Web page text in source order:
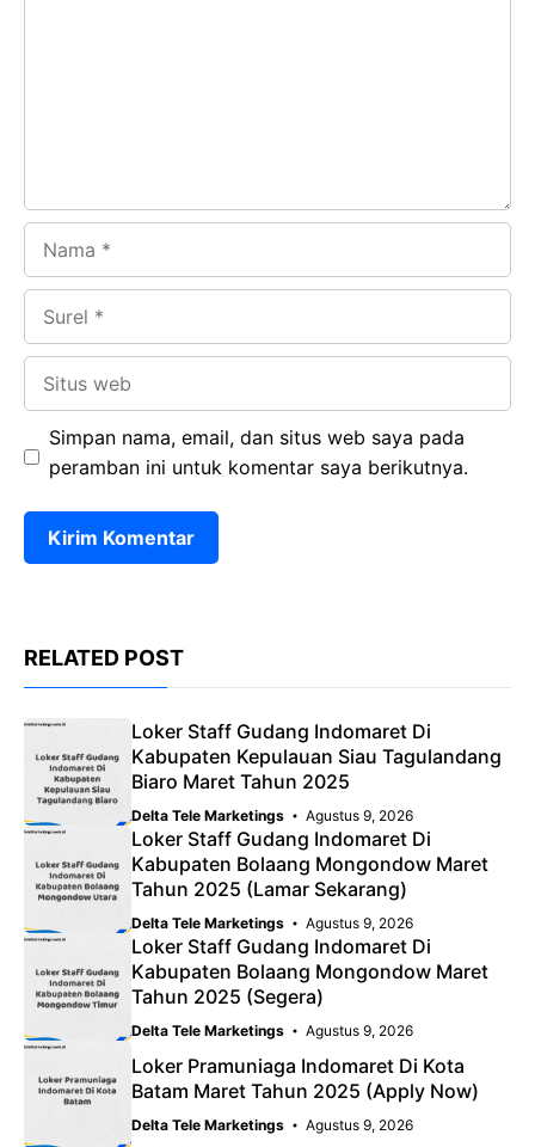
Simpan nama, email, dan situs web saya pada
peramban ini untuk komentar saya berikutnya.
RELATED POST
Loker Staff Gudang Indomaret Di
Kabupaten Kepulauan Siau Tagulandang
Biaro Maret Tahun 2025
Delta Tele Marketings Agustus 9, 2026
Loker Staff Gudang Indomaret Di
Kabupaten Bolaang Mongondow Maret
Tahun 2025 (Lamar Sekarang)
Delta Tele Marketings Agustus 9, 2026
Loker Staff Gudang Indomaret Di
Kabupaten Bolaang Mongondow Maret
Tahun 2025 (Segera)
Delta Tele Marketings Agustus 9, 2026
Loker Pramuniaga Indomaret Di Kota
Batam Maret Tahun 2025 (Apply Now)
Delta Tele Marketings Agustus 9, 2026